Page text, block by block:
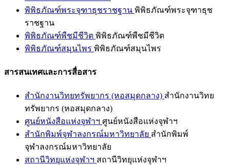
พิพิธภัณฑ์พระจุฑาธุชราชฐาน พิพิธภัณฑ์พระจุฑาธุช
ราชฐาน
พิพิธภัณฑ์พืชมีชีวิต พิพิธภัณฑ์พืชมีชีวิต
พิพิธภัณฑ์สมุนไพร พิพิธภัณฑ์สมุนไพร
สารสนเทศและการสื่อสาร
สำนักงานวิทยทรัพยากร (หอสมุดกลาง) สำนักงานวิทย
ทรัพยากร (หอสมุดกลาง)
ศูนย์หนังสือแห่งจุฬาฯ ศูนย์หนังสือแห่งจุฬาฯ
สำนักพิมพ์จุฬาลงกรณ์มหาวิทยาลัย สำนักพิมพ์
จุฬาลงกรณ์มหาวิทยาลัย
สถานีวิทยุแห่งจุฬาฯ สถานีวิทยุแห่งจุฬาฯ